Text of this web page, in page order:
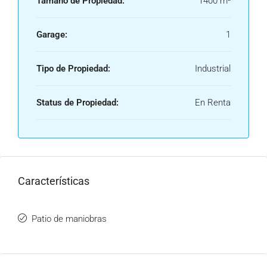
Garage: 1
Tipo de Propiedad: Industrial
Status de Propiedad: En Renta
Características
Patio de maniobras